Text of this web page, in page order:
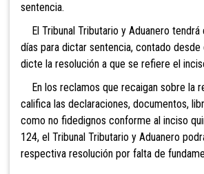
sentencia.
El Tribunal Tributario y Aduanero
días para dictar sentencia, contado desde
dicte la resolución a que se refiere el
En los reclamos que recaigan sobre la
califica las declaraciones, documentos,
como no fidedignos conforme al inciso
124, el Tribunal Tributario y Aduanero
respectiva resolución por falta de